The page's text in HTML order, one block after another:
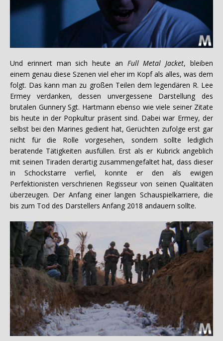
Und erinnert man sich heute an Full Metal Jacket, bleiben
einem genau diese Szenen viel eher im Kopf als alles, was dem
folgt. Das kann man zu großen Teilen dem legendären R. Lee
Ermey verdanken, dessen unvergessene Darstellung des
brutalen Gunnery Sgt. Hartmann ebenso wie viele seiner Zitate
bis heute in der Popkultur präsent sind. Dabei war Ermey, der
selbst bei den Marines gedient hat, Gerüchten zufolge erst gar
nicht für die Rolle vorgesehen, sondern sollte lediglich
beratende Tätigkeiten ausfüllen. Erst als er Kubrick angeblich
mit seinen Tiraden derartig zusammengefaltet hat, dass dieser
in Schockstarre verfiel, konnte er den als ewigen
Perfektionisten verschrienen Regisseur von seinen Qualitäten
überzeugen. Der Anfang einer langen Schauspielkarriere, die
bis zum Tod des Darstellers Anfang 2018 andauern sollte.